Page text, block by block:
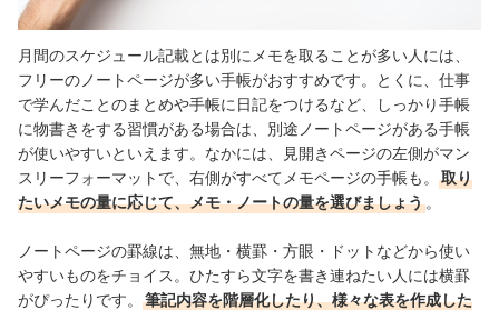
月間のスケジュール記載とは別にメモを取ることが多い人には、
フリーのノートページが多い手帳がおすすめです。とくに、仕事
で学んだことのまとめや手帳に日記をつけるなど、しっかり手帳
に物書きをする習慣がある場合は、別途ノートページがある手帳
が使いやすいといえます。なかには、見開きページの左側がマン
スリーフォーマットで、右側がすべてメモページの手帳も。
取り
たいメモの量に応じて、メモ・ノートの量を選びましょう 。
ノートページの罫線は、無地・横罫・方眼・ドットなどから使い
やすいものをチョイス。ひたすら文字を書き連ねたい人には横罫
がぴったりです。
筆記内容を階層化したり、様々な表を作成した